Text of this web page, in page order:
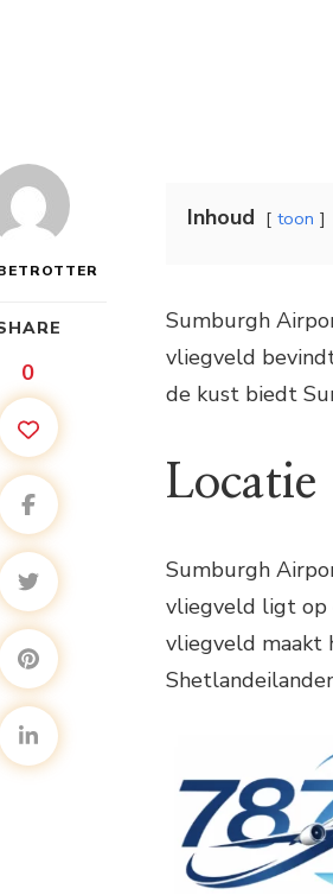
0
Inhoud toon
Sumburgh
vliegveld
de kust biedt
Locatie
Sumburgh
vliegveld ligt op
vliegveld maakt